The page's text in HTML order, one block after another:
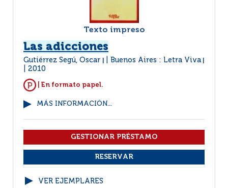
Texto impreso
Las adicciones
Gutiérrez Segú, Oscar Buenos Aires : Letra Viva
2010
| En formato papel.
MÁS INFORMACIÓN...
VER EJEMPLARES